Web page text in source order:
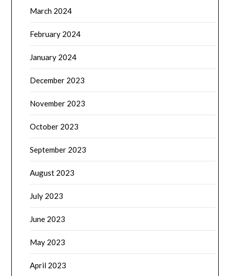
March 2024
February 2024
January 2024
December 2023
November 2023
October 2023
September 2023
August 2023
July 2023
June 2023
May 2023
April 2023